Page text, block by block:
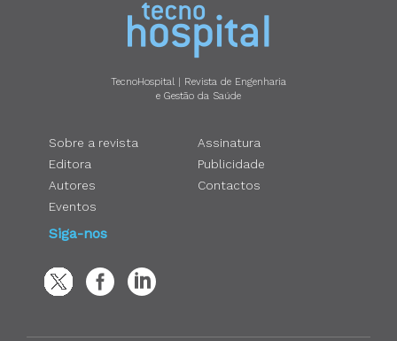
TecnoHospital | Revista de Engenharia
e Gestão da Saúde
Sobre a revista
Editora
Autores
Eventos
Assinatura
Publicidade
Contactos
Siga-nos